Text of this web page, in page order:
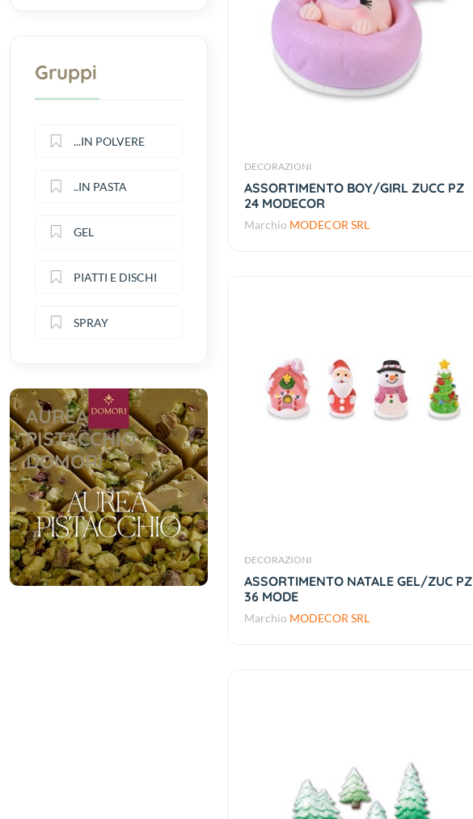
DECORAZIONI
ASSORTIMENTO BOY/GIRL ZUCC PZ
24 MODECOR
Marchio MODECOR SRL
DECORAZIONI
ASSORTIMENTO NATALE GEL/ZUC PZ
36 MODE
Marchio MODECOR SRL
Gruppi
...IN POLVERE
..IN PASTA
GEL
PIATTI E DISCHI
SPRAY
AUREA
PISTACCHIO
DOMORI